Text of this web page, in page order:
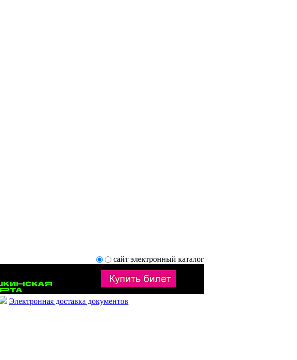
сайт электронный каталог
Электронная доставка документов